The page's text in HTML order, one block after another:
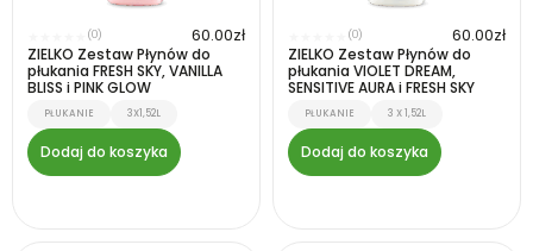
(0) 60.00zł
ZIELKO Zestaw Płynów do
płukania FRESH SKY, VANILLA
BLISS i PINK GLOW
PŁUKANIE 3X1,52L
Dodaj do koszyka
(0) 60.00zł
ZIELKO Zestaw Płynów do
płukania VIOLET DREAM,
SENSITIVE AURA i FRESH SKY
PŁUKANIE 3 X 1,52L
Dodaj do koszyka